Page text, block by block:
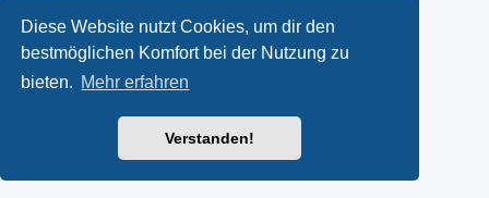
Diese Website nutzt Cookies, um dir den
bestmöglichen Komfort bei der Nutzung zu
bieten. Mehr erfahren
Verstanden!